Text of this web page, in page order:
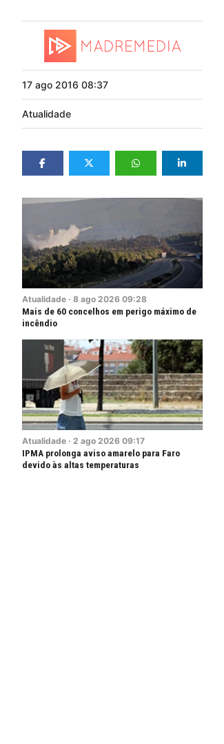
17 ago 2016 08:37
Atualidade
Atualidade · 8 ago 2026 09:28
Mais de 60 concelhos em perigo máximo de
incêndio
Atualidade · 2 ago 2026 09:17
IPMA prolonga aviso amarelo para Faro
devido às altas temperaturas